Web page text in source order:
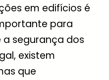
em edifícios é
para
segurança dos
existem
que